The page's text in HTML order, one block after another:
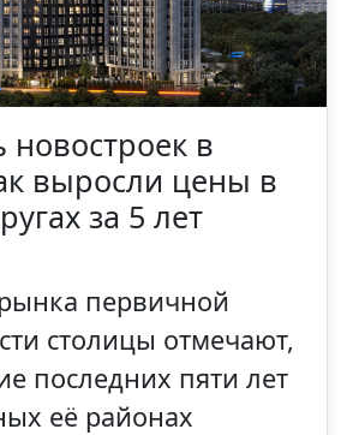
новостроек в
выросли цены в
за 5 лет
первичной
столицы отмечают,
последних пяти лет
её районах